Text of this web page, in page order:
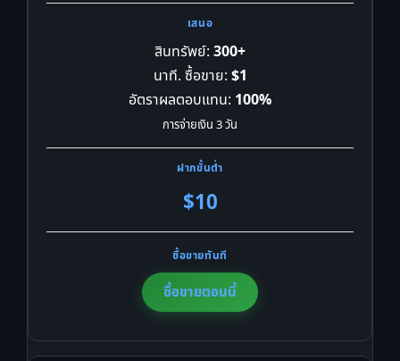
สินทรัพย์: 300+
นาที. ซื้อขาย: $1
อัตราผลตอบแทน: 100%
การจ่ายเงิน 3 วัน
$10
ซื้อขายตอนนี้